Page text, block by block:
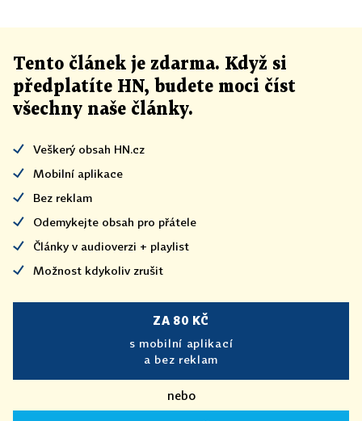
Tento článek je zdarma. Když si
předplatíte HN, budete moci číst
všechny naše články.
Veškerý obsah HN.cz
Mobilní aplikace
Bez reklam
Odemykejte obsah pro přátele
Články v audioverzi + playlist
Možnost kdykoliv zrušit
ZA 80 KČ
s mobilní aplikací
a bez reklam
nebo